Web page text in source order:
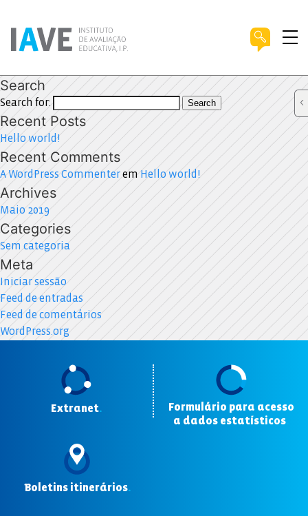
Search
Search for: Search
Recent Posts
Hello world!
Recent Comments
A WordPress Commenterem Hello world!
Archives
Maio 2019
Categories
Sem categoria
Meta
Iniciar sessão
Feed de entradas
Feed de comentários
WordPress.org
Extranet.
Formulário para acesso
a dados estatísticos
Boletins itinerários.